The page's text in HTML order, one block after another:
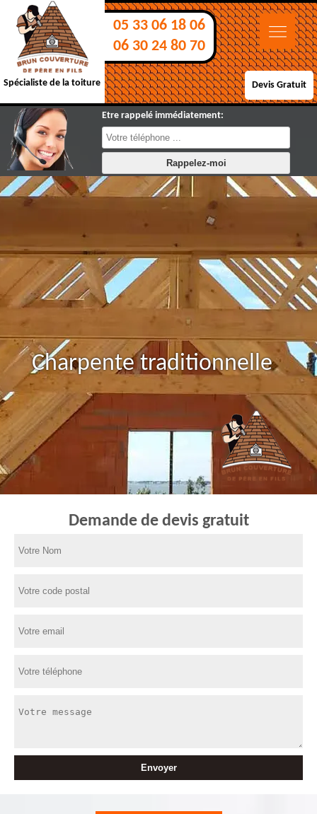
Spécialiste de la toiture
05 33 06 18 06
06 30 24 80 70
Devis Gratuit
Etre rappelé immédiatement:
Charpente traditionnelle
Demande de devis gratuit